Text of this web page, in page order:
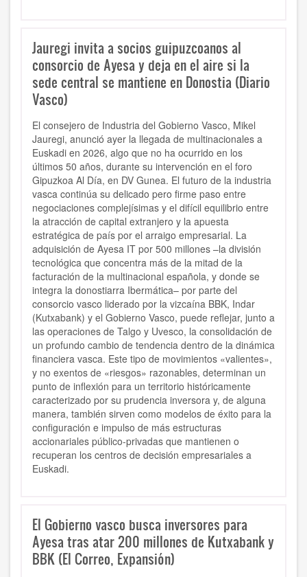
Jauregi invita a socios guipuzcoanos al
consorcio de Ayesa y deja en el aire si la
sede central se mantiene en Donostia (Diario
Vasco)
El consejero de Industria del Gobierno Vasco, Mikel
Jauregi, anunció ayer la llegada de multinacionales a
Euskadi en 2026, algo que no ha ocurrido en los
últimos 50 años, durante su intervención en el foro
Gipuzkoa Al Día, en DV Gunea. El futuro de la industria
vasca continúa su delicado pero firme paso entre
negociaciones complejísimas y el difícil equilibrio entre
la atracción de capital extranjero y la apuesta
estratégica de país por el arraigo empresarial. La
adquisición de Ayesa IT por 500 millones –la división
tecnológica que concentra más de la mitad de la
facturación de la multinacional española, y donde se
integra la donostiarra Ibermática– por parte del
consorcio vasco liderado por la vizcaína BBK, Indar
(Kutxabank) y el Gobierno Vasco, puede reflejar, junto a
las operaciones de Talgo y Uvesco, la consolidación de
un profundo cambio de tendencia dentro de la dinámica
financiera vasca. Este tipo de movimientos «valientes»,
y no exentos de «riesgos» razonables, determinan un
punto de inflexión para un territorio históricamente
caracterizado por su prudencia inversora y, de alguna
manera, también sirven como modelos de éxito para la
configuración e impulso de más estructuras
accionariales público-privadas que mantienen o
recuperan los centros de decisión empresariales a
Euskadi.
El Gobierno vasco busca inversores para
Ayesa tras atar 200 millones de Kutxabank y
BBK (El Correo, Expansión)